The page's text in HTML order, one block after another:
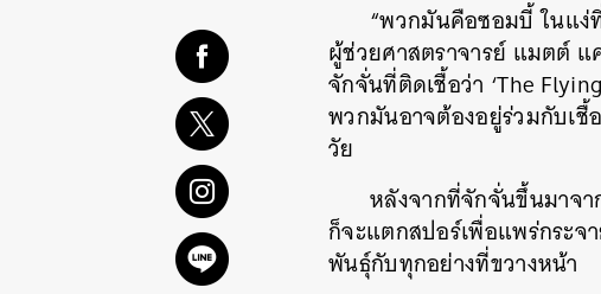
“พวกมันคือซอมบี้ ในแง่
ผู้ช่วยศาสตราจารย์ แมตต์ แ
จักจั่นที่ติดเชื้อว่า ‘The
พวกมันอาจต้องอยู่ร่วมกับเชื้
วัย
หลังจากที่จักจั่นขึ้นมาจา
ก็จะแตกสปอร์เพื่อแพร่กระ
พันธุ์กับทุกอย่างที่ขวางหน้า